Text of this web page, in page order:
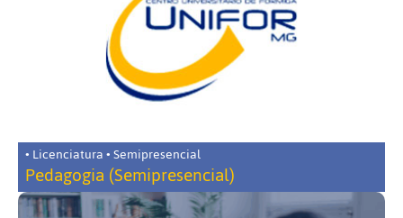
• Licenciatura • Semipresencial
Pedagogia (Semipresencial)